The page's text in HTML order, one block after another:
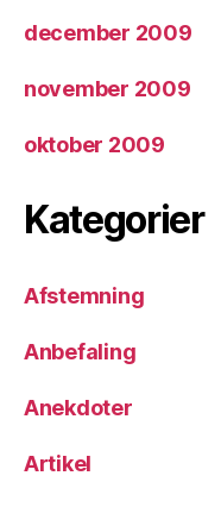
december 2009
november 2009
oktober 2009
Kategorier
Afstemning
Anbefaling
Anekdoter
Artikel